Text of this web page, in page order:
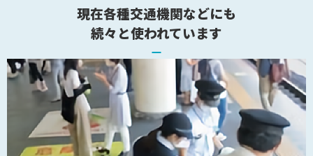
現在各種交通機関などにも
続々と使われています